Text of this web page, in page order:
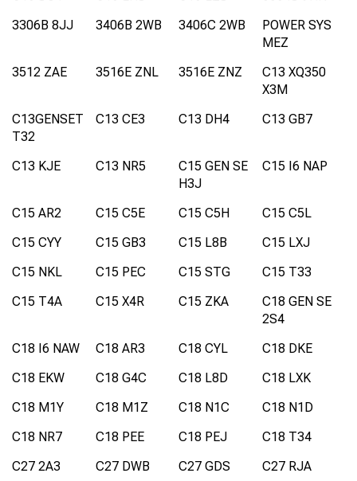
3306B 8JJ
3406B 2WB 3406C 2WB
POWER SYS
MEZ
3512 ZAE
3516E ZNL 3516E ZNZ
C13 XQ350
X3M
C13GENSET
T32
C13 CE3 C13 DH4 C13 GB7
C13 KJE C13 NR5
C15 GEN SE
H3J
C15 I6 NAP
C15 AR2 C15 C5E C15 C5H
C15 C5L
C15 CYY
C15 GB3 C15 L8B
C15 LXJ
C15 NKL
C15 PEC C15 STG
C15 T33
C15 T4A
C15 X4R C15 ZKA
C18 GEN SE
2S4
C18 I6 NAW
C18 AR3 C18 CYL
C18 DKE
C18 EKW
C18 G4C C18 L8D
C18 LXK
C18 M1Y
C18 M1Z C18 N1C
C18 N1D
C18 NR7
C18 PEE C18 PEJ
C18 T34
C27 2A3
C27 DWB C27 GDS C27 RJA